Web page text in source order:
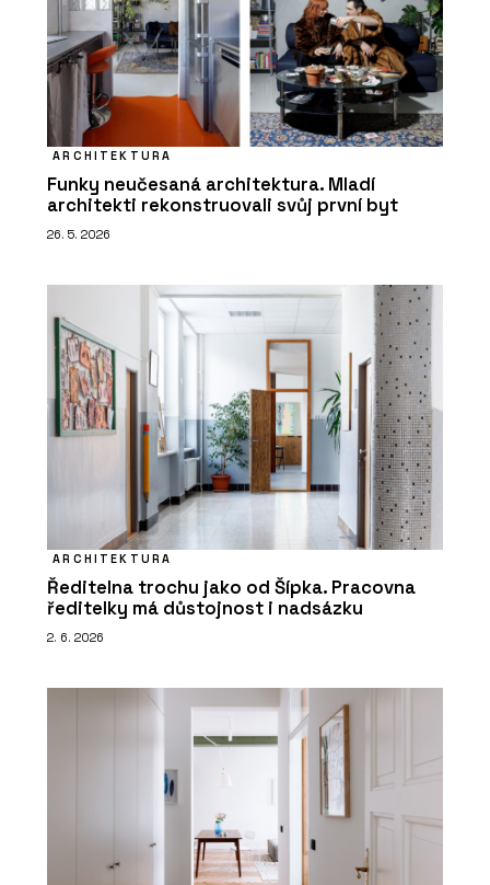
ARCHITEKTURA
Funky neučesaná architektura. Mladí
architekti rekonstruovali svůj první byt
26. 5. 2026
ARCHITEKTURA
Ředitelna trochu jako od Šípka. Pracovna
ředitelky má důstojnost i nadsázku
2. 6. 2026